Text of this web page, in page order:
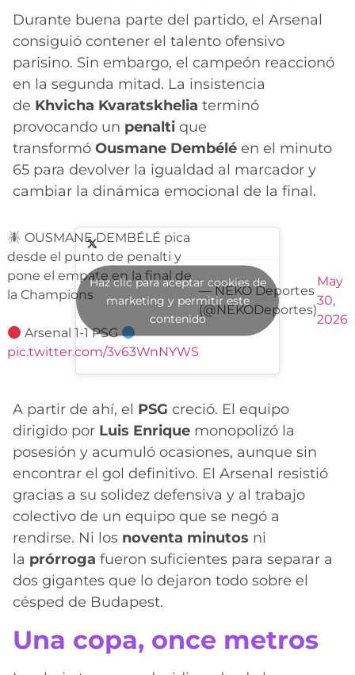
Durante buena parte del partido, el Arsenal
consiguió contener el talento ofensivo
parisino. Sin embargo, el campeón reaccionó
en la segunda mitad. La insistencia
de Khvicha Kvaratskhelia terminó
provocando un penalti que
transformó Ousmane Dembélé en el minuto
65 para devolver la igualdad al marcador y
cambiar la dinámica emocional de la final.
OUSMANE DEMBÉLÉ pica
desde el punto de penalti y
pone el empate en la final de
la Champions
Arsenal 1-1 PSG
pic.twitter.com/3v63WnNYWS
— NEKO Deportes
(@NEKODeportes)
May
30,
2026
Haz clic para aceptar cookies de
marketing y permitir este
contenido
A partir de ahí, el PSG creció. El equipo
dirigido por Luis Enrique monopolizó la
posesión y acumuló ocasiones, aunque sin
encontrar el gol definitivo. El Arsenal resistió
gracias a su solidez defensiva y al trabajo
colectivo de un equipo que se negó a
rendirse. Ni los noventa minutos ni
la prórroga fueron suficientes para separar a
dos gigantes que lo dejaron todo sobre el
césped de Budapest.
Una copa, once metros